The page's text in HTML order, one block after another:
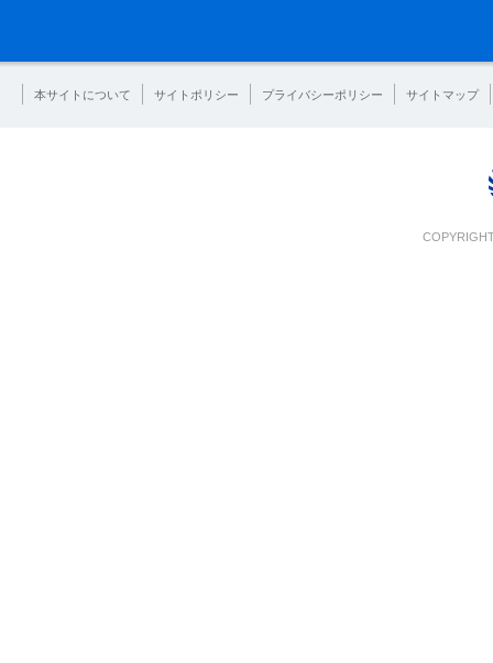
本サイトについて サイトポリシー プライバシーポリシー サイトマップ